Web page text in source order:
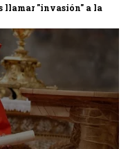
llamar "invasión" a la